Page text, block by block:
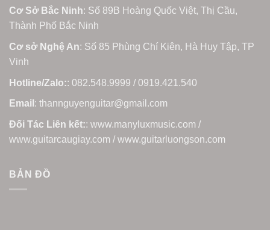
Cơ Sở Bắc Ninh: Số 89B Hoàng Quốc Việt, Thị Cầu,
Thành Phố Bắc Ninh
Cơ sở Nghệ An: Số 85 Phùng Chí Kiên, Hà Huy Tập, TP
Vinh
Hotline/Zalo:: 082.548.9999 / 0919.421.540
Email : thannguyenguitar@gmail.com
Đối Tác Liên kết:: www.manyluxmusic.com /
www.guitarcaugiay.com / www.guitarluongson.com
BẢN ĐỒ